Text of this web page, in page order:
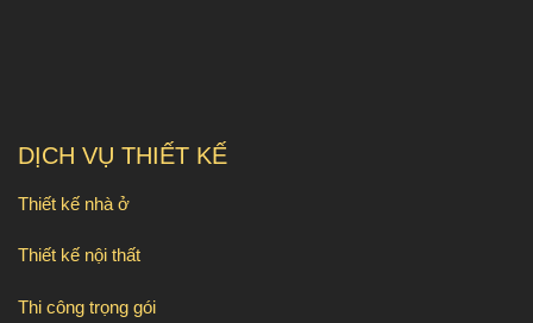
DỊCH VỤ THIẾT KẾ
Thiết kế nhà ở
Thiết kế nội thất
Thi công trọng gói